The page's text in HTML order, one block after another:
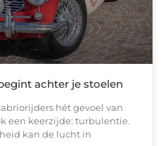
achter je stoelen
hét gevoel van
een keerzijde: turbulentie.
kan de lucht in